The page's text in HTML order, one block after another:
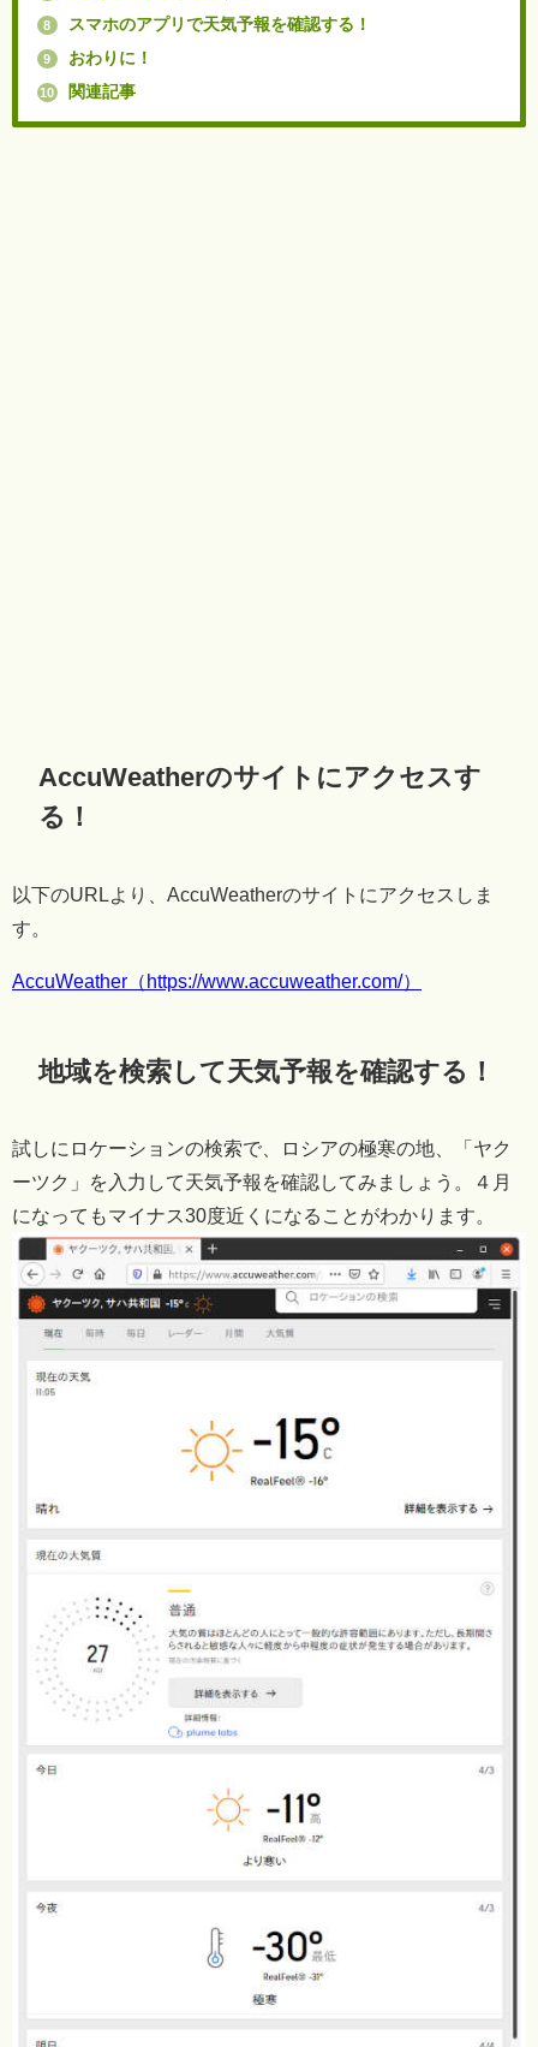
8 スマホのアプリで天気予報を確認する！
9 おわりに！
10 関連記事
AccuWeatherのサイトにアクセスす
る！
以下のURLより、AccuWeatherのサイトにアクセスしま
す。
AccuWeather（https://www.accuweather.com/）
地域を検索して天気予報を確認する！
試しにロケーションの検索で、ロシアの極寒の地、「ヤク
ーツク」を入力して天気予報を確認してみましょう。４月
になってもマイナス30度近くになることがわかります。